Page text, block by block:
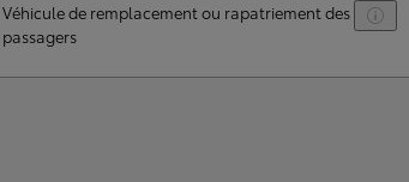
Véhicule de remplacement ou rapatriement des
passagers